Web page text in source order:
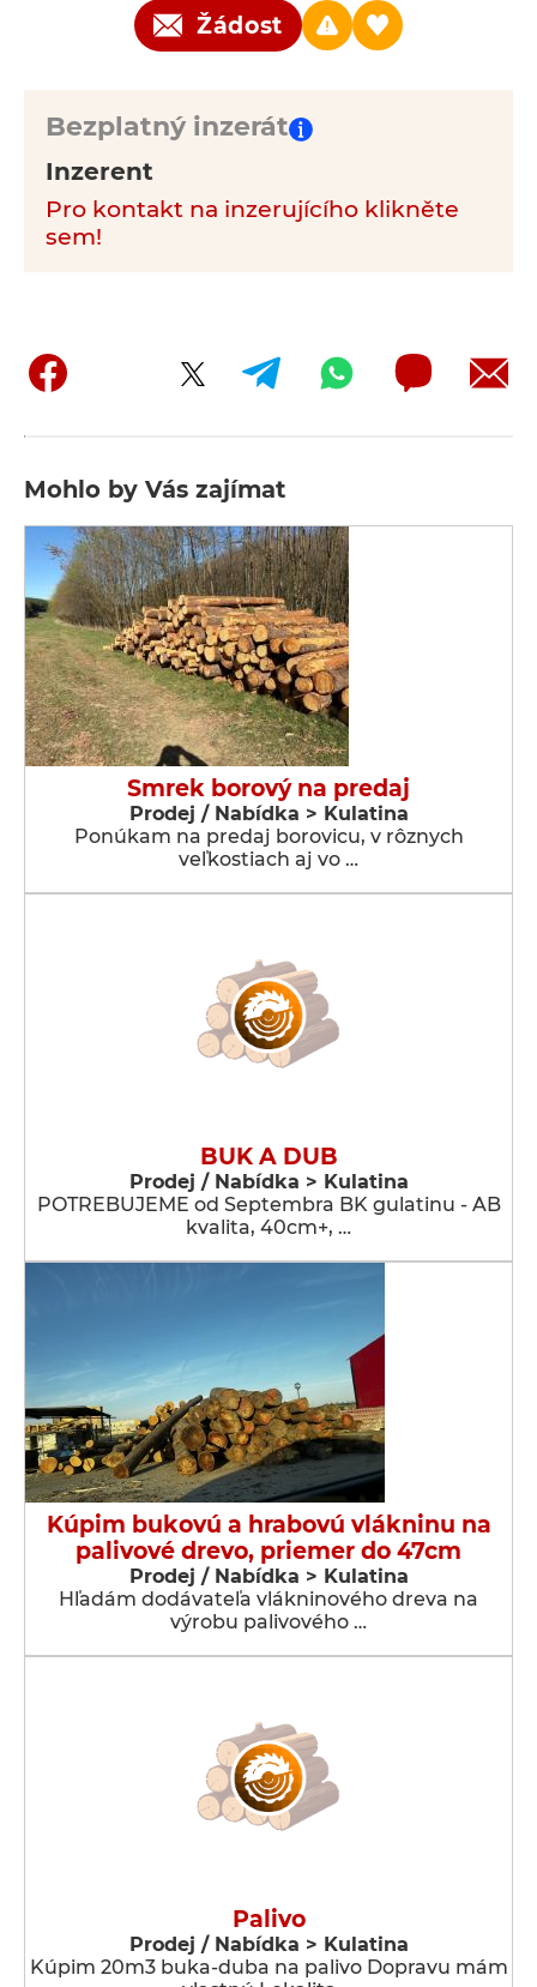
Žádost
Bezplatný inzerát
Inzerent
Pro kontakt na inzerujícího klikněte
sem!
Mohlo by Vás zajímat
Smrek borový na predaj
Prodej / Nabídka > Kulatina
Ponúkam na predaj borovicu, v rôznych
veľkostiach aj vo …
BUK A DUB
Prodej / Nabídka > Kulatina
POTREBUJEME od Septembra BK gulatinu - AB
kvalita, 40cm+, …
Kúpim bukovú a hrabovú vlákninu na
palivové drevo, priemer do 47cm
Prodej / Nabídka > Kulatina
Hľadám dodávateľa vlákninového dreva na
výrobu palivového …
Palivo
Prodej / Nabídka > Kulatina
Kúpim 20m3 buka-duba na palivo Dopravu mám